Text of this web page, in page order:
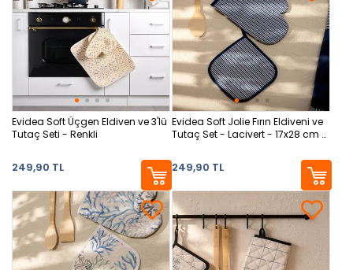
Evidea Soft Üçgen Eldiven ve 3'lü
Tutaç Seti - Renkli
249,90 TL
Evidea Soft Jolie Fırın Eldiveni ve
Tutaç Set - Lacivert - 17x28 cm +
249,90 TL